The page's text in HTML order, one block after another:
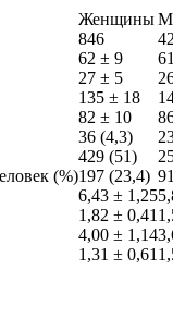
Женщины
846
62 ± 9
27 ± 5
135 ± 18
82 ± 10
36 (4,3)
429 (51)
(%)197 (23,4)
6,43 ± 1,25
1,82 ± 0,41
4,00 ± 1,14
1,31 ± 0,61